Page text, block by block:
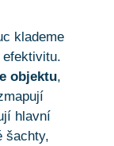
klademe
objektu,
hlavní
šachty,